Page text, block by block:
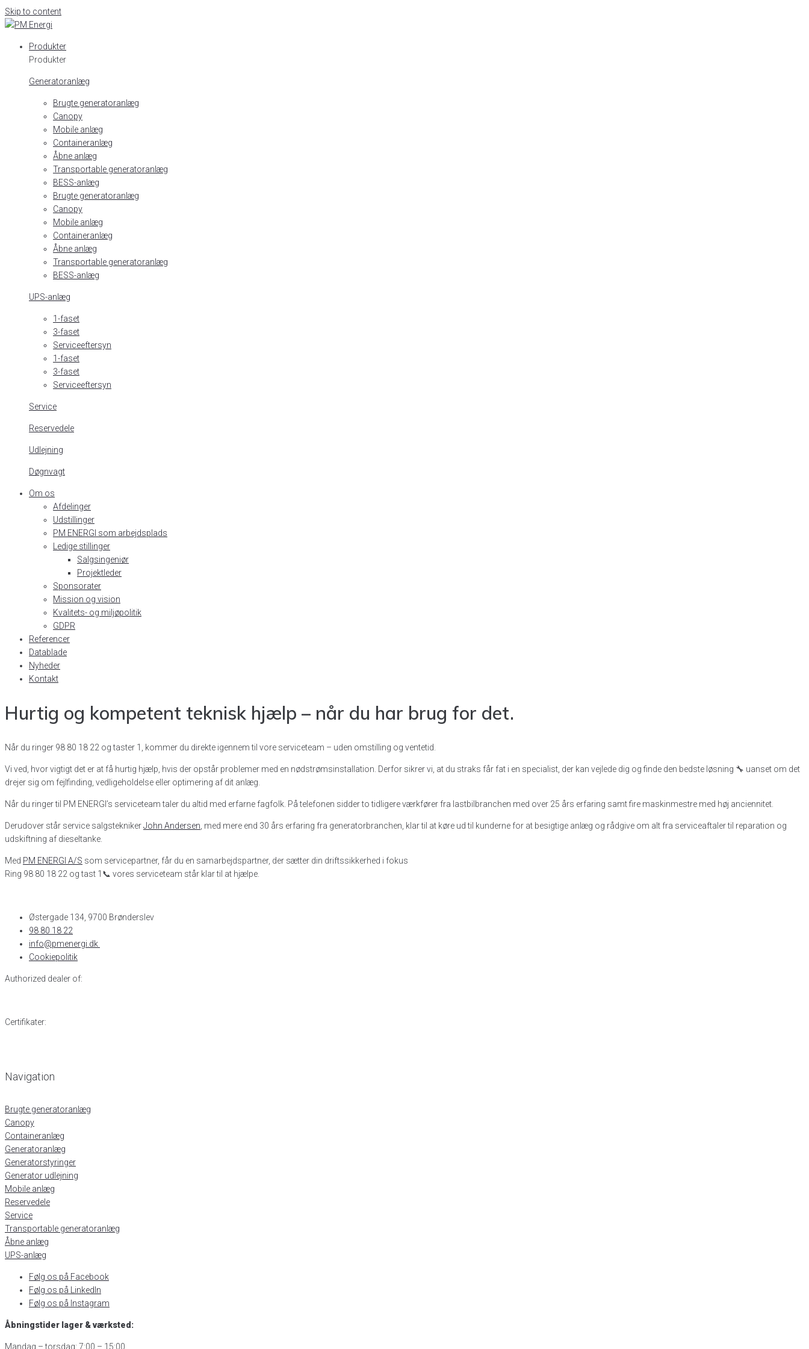
Skip to content
Produkter
Produkter
Generatoranlæg
Brugte generatoranlæg
Canopy
Mobile anlæg
Containeranlæg
Åbne anlæg
Transportable generatoranlæg
BESS-anlæg
Brugte generatoranlæg
Canopy
Mobile anlæg
Containeranlæg
Åbne anlæg
Transportable generatoranlæg
BESS-anlæg
UPS-anlæg
1-faset
3-faset
Serviceeftersyn
1-faset
3-faset
Serviceeftersyn
Service
Reservedele
Udlejning
Døgnvagt
Om os
Afdelinger
Udstillinger
PM ENERGI som arbejdsplads
Ledige stillinger
Salgsingeniør
Projektleder
Sponsorater
Mission og vision
Kvalitets- og miljøpolitik
GDPR
Referencer
Datablade
Nyheder
Kontakt
Hurtig og kompetent teknisk hjælp – når du har brug for det.
Når du ringer 98 80 18 22 og taster 1, kommer du direkte igennem til vore serviceteam – uden omstilling og ventetid.
Vi ved, hvor vigtigt det er at få hurtig hjælp, hvis der opstår problemer med en nødstrømsinstallation. Derfor sikrer vi, at du straks får fat i en specialist, der kan vejlede dig og finde den bedste løsning 🔧 uanset om det
drejer sig om fejlfinding, vedligeholdelse eller optimering af dit anlæg.
Når du ringer til PM ENERGI’s serviceteam taler du altid med erfarne fagfolk. På telefonen sidder to tidligere værkfører fra lastbilbranchen med over 25 års erfaring samt fire maskinmestre med høj anciennitet.
Derudover står service salgsteknikerJohn Andersen , med mere end 30 års erfaring fra generatorbranchen, klar til at køre ud til kunderne for at besigtige anlæg og rådgive om alt fra serviceaftaler til reparation og
udskiftning af dieseltanke.
Med PM ENERGI A/S som servicepartner, får du en samarbejdspartner, der sætter din driftssikkerhed i fokus
Ring 98 80 18 22 og tast 1📞 vores serviceteam står klar til at hjælpe.
Østergade 134, 9700 Brønderslev​
98 80 18 22
info@pmenergi.dk​ ​
Cookiepolitik
Authorized dealer of:
Certifikater:
Navigation
Brugte generatoranlæg
Canopy
Containeranlæg
Generatoranlæg
Generatorstyringer
Generator udlejning
Mobile anlæg
Reservedele
Service
Transportable generatoranlæg
Åbne anlæg
UPS-anlæg
Følg os på Facebook
Følg os på LinkedIn
Følg os på Instagram
Åbningstider lager & værksted:
Mandag – torsdag: 7:00 – 15:00